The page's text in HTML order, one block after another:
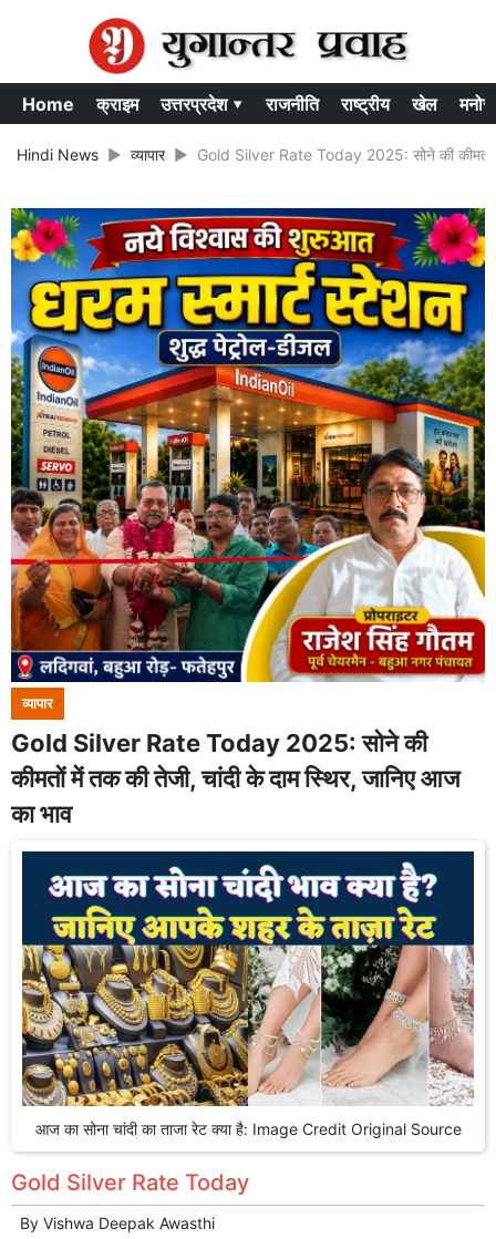
Home क्राइम उत्तरप्रदेश ▾ राजनीति राष्ट्रीय खेल
Hindi News व्यापार Gold Silver Rate Today 2025: सोने की कीमतों
व्यापार
Gold Silver Rate Today 2025: सोने की
कीमतों में तक की तेजी, चांदी के दाम स्थिर, जानिए आज
का भाव
आज का सोना चांदी का ताजा रेट क्या है: Image Credit Original Source
Gold Silver Rate Today
By Vishwa Deepak Awasthi